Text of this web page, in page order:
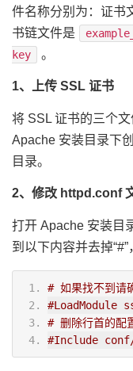
件名称分别为：证书
书链文件是
key
。
1、上传 SSL 证书
将 SSL 证书的三个
Apache 安装目录下
目录。
2、修改 httpd.conf
打开 Apache 安装目
到以下内容并去掉“#”
# 如果找不到请
#LoadModule
# 删除行首的配
#Include